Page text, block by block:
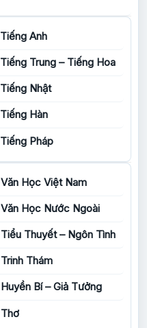
Tiếng Anh
Tiếng Trung – Tiếng Hoa
Tiếng Nhật
Tiếng Hàn
Tiếng Pháp
Văn Học Việt Nam
Văn Học Nước Ngoài
Tiểu Thuyết – Ngôn Tình
Trinh Thám
Huyền Bí – Giả Tưởng
Thơ